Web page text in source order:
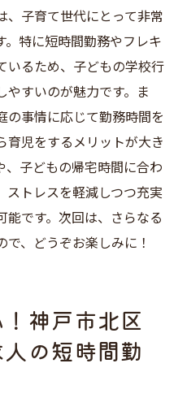
、子育て世代にとって非常
。特に短時間勤務やフレキ
いるため、子どもの学校行
やすいのが魅力です。ま
の事情に応じて勤務時間を
育児をするメリットが大き
、子どもの帰宅時間に合わ
ストレスを軽減しつつ充実
能です。次回は、さらなる
、どうぞお楽しみに！
神戸市北区
の短時間勤